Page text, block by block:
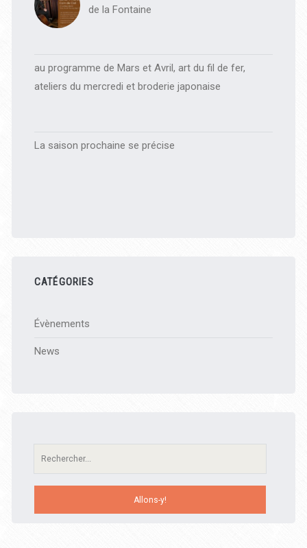
de la Fontaine
au programme de Mars et Avril, art du fil de fer,
ateliers du mercredi et broderie japonaise
La saison prochaine se précise
CATÉGORIES
Évènements
News
Recherche: